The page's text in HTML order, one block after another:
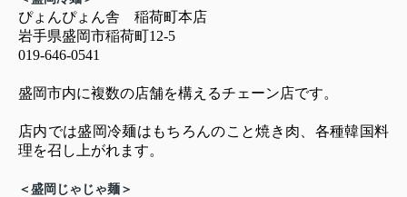
ぴょんぴょん舎 稲荷町本店
岩手県盛岡市稲荷町12-5
019-646-0541
盛岡市内に複数の店舗を構えるチェーン店です。
店内では盛岡冷麺はもちろんのこと焼き肉、各種韓国料
理を召し上がれます。
＜盛岡じゃじゃ麺＞